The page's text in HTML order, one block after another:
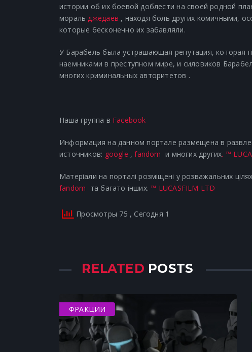
истории об их боевой доблести на своейродной
моральджедаев , находя боль других комичными,
которые бесконечно их забавляли.
У Барабель была устрашающая репутация, которая
наемниками в преступном мире, и силовиков
многихкриминальных авторитетов .
Наша группа в Facebook
Информация на данном портале размещена в
источников: google ,fandom и многих других. ™
Матеріали на порталі розміщені у розважальних
fandom та багато інших.™ LUCASFILM LTD
Просмотры 75 , Сегодня 1
RELATED POSTS
ФРАКЦИИ